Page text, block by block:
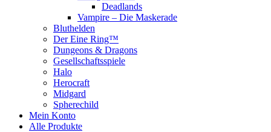
Deadlands
Vampire – Die Maskerade
Bluthelden
Der Eine Ring™
Dungeons & Dragons
Gesellschaftsspiele
Halo
Herocraft
Midgard
Spherechild
Mein Konto
Alle Produkte